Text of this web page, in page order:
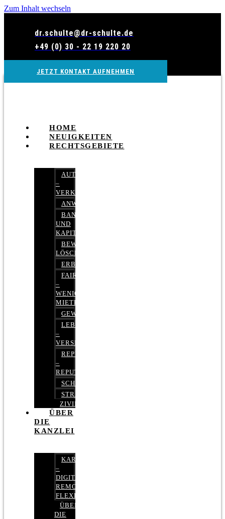
Zum Inhalt wechseln
dr.schulte@dr-schulte.de
+49 (0) 30 - 22 19 220 20
JETZT KONTAKT AUFNEHMEN
HOME
NEUIGKEITEN
RECHTSGEBIETE
AUTOBETRUG
–
VERKEHRSRECHT
ANWALTSHAFTUNGSRECHT
BANK-
UND
KAPITALMARKTRECHT
BEWERTUNGEN
LÖSCHEN
ERBRECHT
FAIRMIETEN
–
WENIGER
MIETE
GEWERBERECHT
LEBENSVERSICHERUNG
–
VERSICHERUNGSRECHT
REPUTATIONSRECHT
–
REPUTATIONSMANAGEMENT
SCHUFARECHT
STRAFRECHT
ZIVILRECHT
ÜBER
DIE
KANZLEI
KARRIERE
–
DIGITAL,
REMOTE,
FLEXIBEL
ÜBER
DIE